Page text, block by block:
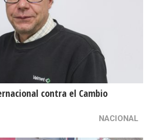
contra el Cambio
NACIONAL